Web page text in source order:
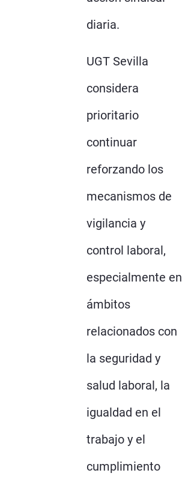
diaria.
UGT Sevilla
considera
prioritario
continuar
reforzando los
mecanismos de
vigilancia y
control laboral,
especialmente en
ámbitos
relacionados con
la seguridad y
salud laboral, la
igualdad en el
trabajo y el
cumplimiento